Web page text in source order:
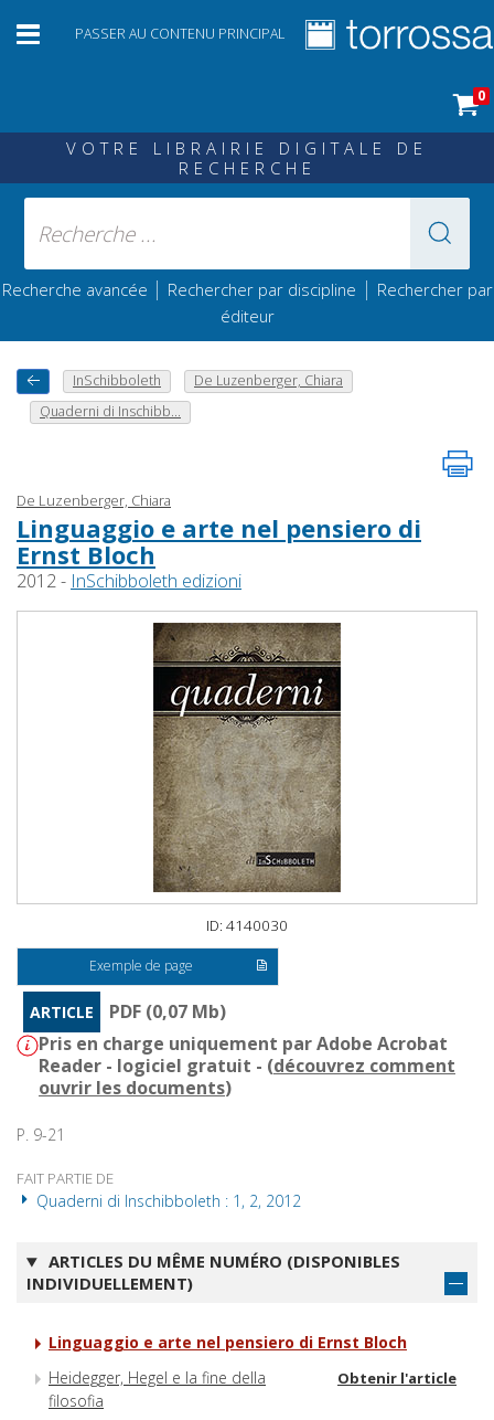
PASSER AU CONTENU PRINCIPAL
0
VOTRE LIBRAIRIE DIGITALE DE
RECHERCHE
Recherche avancée | Rechercher par discipline | Rechercher par
éditeur
InSchibboleth
De Luzenberger, Chiara
Quaderni di Inschibb...
De Luzenberger, Chiara
Linguaggio e arte nel pensiero di
Ernst Bloch
2012 - InSchibboleth edizioni
ID: 4140030
Exemple de page
ARTICLE
PDF (0,07 Mb)
Pris en charge uniquement par Adobe Acrobat
Reader - logiciel gratuit - (découvrez comment
ouvrir les documents)
P. 9-21
FAIT PARTIE DE
Quaderni di Inschibboleth : 1, 2, 2012
ARTICLES DU MÊME NUMÉRO (DISPONIBLES
INDIVIDUELLEMENT)
Linguaggio e arte nel pensiero di Ernst Bloch
Heidegger, Hegel e la fine della
filosofia
Obtenir l'article